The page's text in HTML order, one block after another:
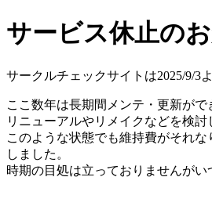
サービス休止の
サークルチェックサイトは2025/9/3
ここ数年は長期間メンテ・更新がで
リニューアルやリメイクなどを検
このような状態でも維持費がそれ
しました。
時期の目処は立っておりませんが